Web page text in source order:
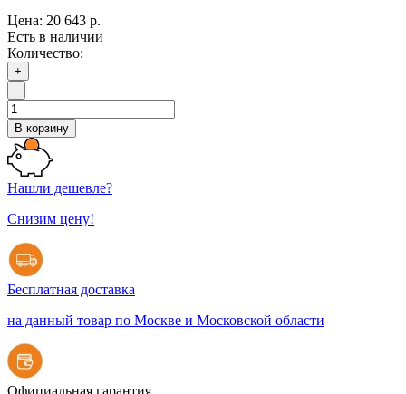
Цена: 20 643 р.
Есть в наличии
Количество:
+
-
В корзину
Нашли дешевле?
Снизим цену!
Бесплатная доставка
на данный товар по Москве и Московской области
Официальная гарантия